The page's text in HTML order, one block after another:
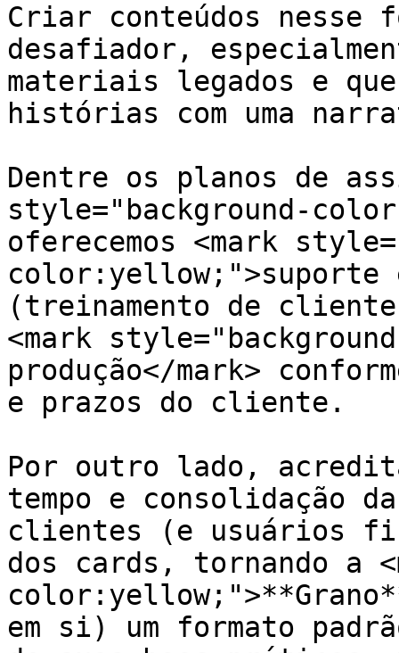
Criar conteúdos nesse
desafiador,
materiais legados e
histórias com uma
Dentre os planos de
style="background-
oferecemos <mark
color:yellow;">suporte
(treinamento de
<mark
produção</mark>
e prazos do cliente.
Por outro lado,
tempo e consolidação
clientes (e usuários
dos cards, tornando a
em si) um formato